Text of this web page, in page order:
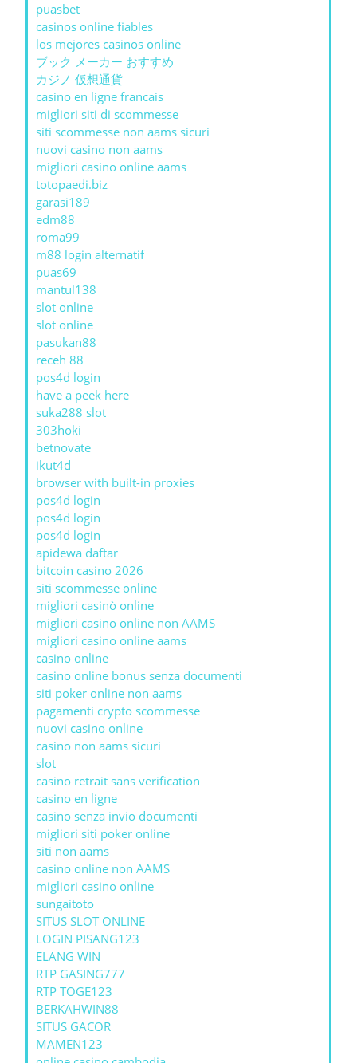
puasbet
casinos online fiables
los mejores casinos online
ブック メーカー おすすめ
カジノ 仮想通貨
casino en ligne francais
migliori siti di scommesse
siti scommesse non aams sicuri
nuovi casino non aams
migliori casino online aams
totopaedi.biz
garasi189
edm88
roma99
m88 login alternatif
puas69
mantul138
slot online
slot online
pasukan88
receh 88
pos4d login
have a peek here
suka288 slot
303hoki
betnovate
ikut4d
browser with built-in proxies
pos4d login
pos4d login
pos4d login
apidewa daftar
bitcoin casino 2026
siti scommesse online
migliori casinò online
migliori casino online non AAMS
migliori casino online aams
casino online
casino online bonus senza documenti
siti poker online non aams
pagamenti crypto scommesse
nuovi casino online
casino non aams sicuri
slot
casino retrait sans verification
casino en ligne
casino senza invio documenti
migliori siti poker online
siti non aams
casino online non AAMS
migliori casino online
sungaitoto
SITUS SLOT ONLINE
LOGIN PISANG123
ELANG WIN
RTP GASING777
RTP TOGE123
BERKAHWIN88
SITUS GACOR
MAMEN123